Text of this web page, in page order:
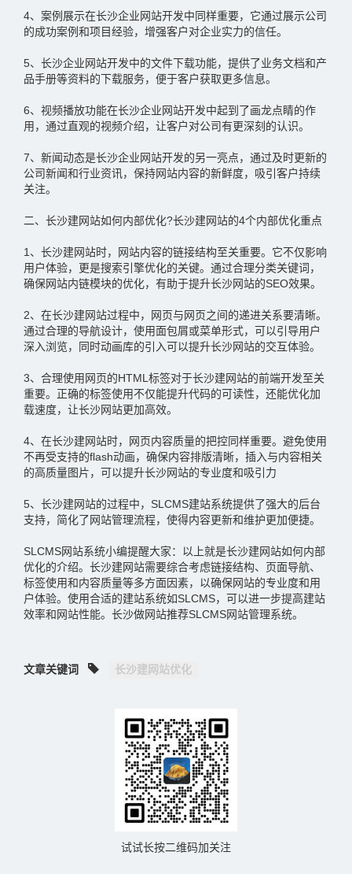
4、案例展示在长沙企业网站开发中同样重要，它通过展示公司
的成功案例和项目经验，增强客户对企业实力的信任。
5、长沙企业网站开发中的文件下载功能，提供了业务文档和产
品手册等资料的下载服务，便于客户获取更多信息。
6、视频播放功能在长沙企业网站开发中起到了画龙点睛的作
用，通过直观的视频介绍，让客户对公司有更深刻的认识。
7、新闻动态是长沙企业网站开发的另一亮点，通过及时更新的
公司新闻和行业资讯，保持网站内容的新鲜度，吸引客户持续
关注。
二、长沙建网站如何内部优化?长沙建网站的4个内部优化重点
1、长沙建网站时，网站内容的链接结构至关重要。它不仅影响
用户体验，更是搜索引擎优化的关键。通过合理分类关键词，
确保网站内链模块的优化，有助于提升长沙网站的SEO效果。
2、在长沙建网站过程中，网页与网页之间的递进关系要清晰。
通过合理的导航设计，使用面包屑或菜单形式，可以引导用户
深入浏览，同时动画库的引入可以提升长沙网站的交互体验。
3、合理使用网页的HTML标签对于长沙建网站的前端开发至关
重要。正确的标签使用不仅能提升代码的可读性，还能优化加
载速度，让长沙网站更加高效。
4、在长沙建网站时，网页内容质量的把控同样重要。避免使用
不再受支持的flash动画，确保内容排版清晰，插入与内容相关
的高质量图片，可以提升长沙网站的专业度和吸引力
5、长沙建网站的过程中，SLCMS建站系统提供了强大的后台
支持，简化了网站管理流程，使得内容更新和维护更加便捷。
SLCMS网站系统小编提醒大家：以上就是长沙建网站如何内部
优化的介绍。长沙建网站需要综合考虑链接结构、页面导航、
标签使用和内容质量等多方面因素，以确保网站的专业度和用
户体验。使用合适的建站系统如SLCMS，可以进一步提高建站
效率和网站性能。长沙做网站推荐SLCMS网站管理系统。
文章关键词 长沙建网站优化
试试长按二维码加关注